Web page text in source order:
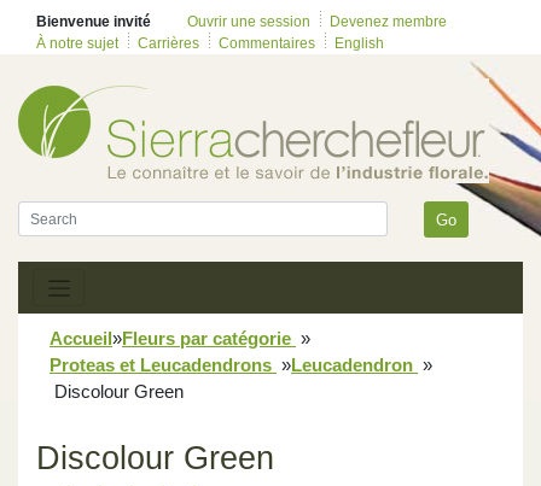
Bienvenue invité Ouvrir une session
Devenez membre
À notre sujet
Carrières Commentaires English
Go
Accueil»Fleurs par catégorie »
Proteas et Leucadendrons »Leucadendron »
Discolour Green
Discolour Green